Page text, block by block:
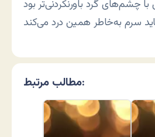
مطالب مرتبط: